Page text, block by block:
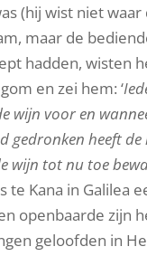
(hij wist niet waar
maar de
hadden, wisten
en zei hem: ‘
wijn voor en
gedronken heeft de
wijn tot nu toe
te Kana in Galilea
openbaarde zijn
geloofden in